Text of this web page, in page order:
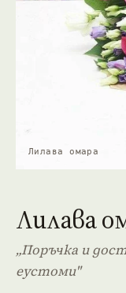
Лилава омара
Лилава
„Поръчка и
еустоми"